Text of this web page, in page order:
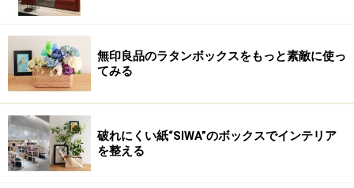
無印良品のラタンボックスをもっと素敵に使っ
てみる
破れにくい紙“SIWA”のボックスでインテリア
を整える